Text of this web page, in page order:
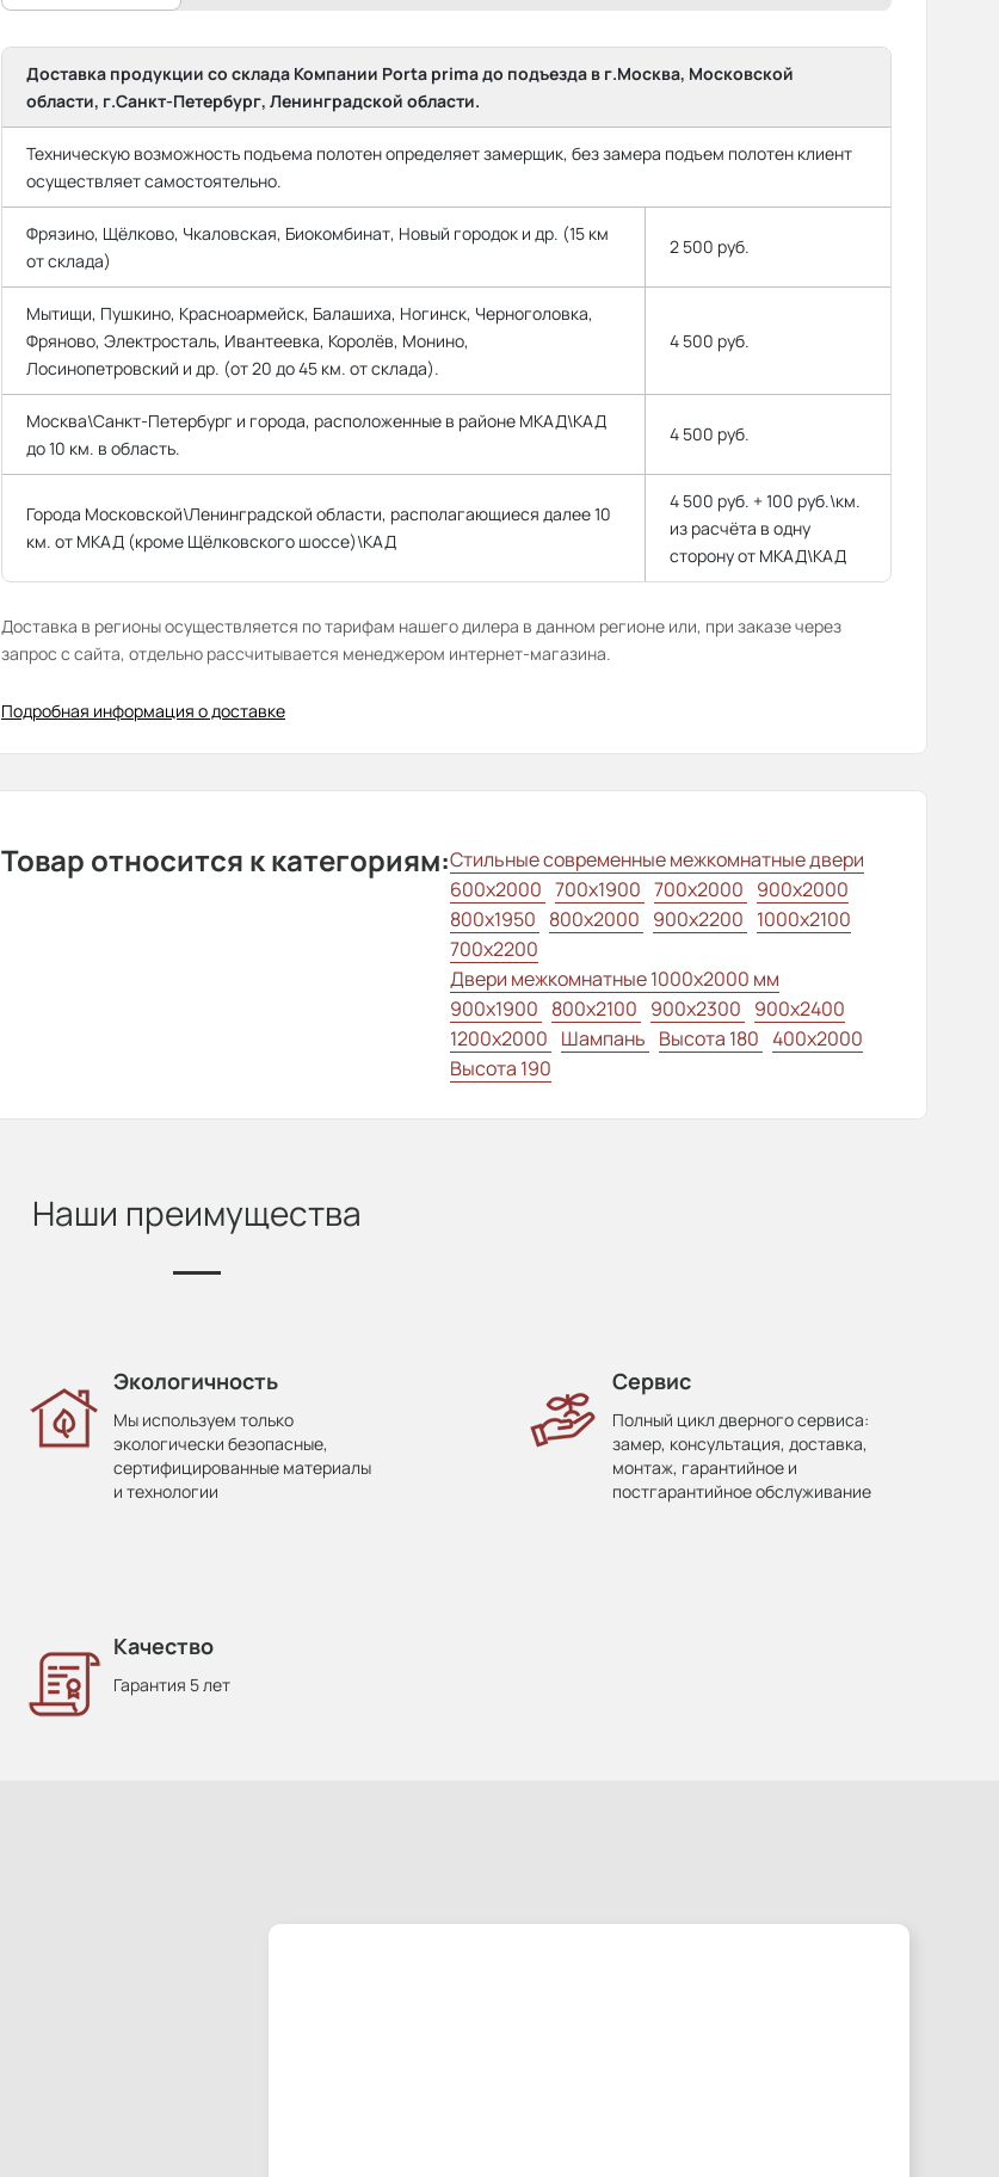
Доставка продукции со склада Компании Porta prima до подъезда в г.Москва, Московской
области, г.Санкт-Петербург, Ленинградской области.
Техническую возможность подъема полотен определяет замерщик, без замера подъем полотен клиент
осуществляет самостоятельно.
Фрязино, Щёлково, Чкаловская, Биокомбинат, Новый городок и др. (15 км
от склада)
2 500 руб.
Мытищи, Пушкино, Красноармейск, Балашиха, Ногинск, Черноголовка,
Фряново, Электросталь, Ивантеевка, Королёв, Монино,
Лосинопетровский и др. (от 20 до 45 км. от склада).
4 500 руб.
Москва\Санкт-Петербург и города, расположенные в районе МКАД\КАД
до 10 км. в область.
4 500 руб.
Города Московской\Ленинградской области, располагающиеся далее 10
км. от МКАД (кроме Щёлковского шоссе)\КАД
4 500 руб. + 100 руб.\км.
из расчёта в одну
сторону от МКАД\КАД
Доставка в регионы осуществляется по тарифам нашего дилера в данном регионе или, при заказе через
запрос с сайта, отдельно рассчитывается менеджером интернет-магазина.
Подробная информация о доставке
Товар относится к категориям:Стильные современные межкомнатные двери
600x2000 700x1900 700x2000 900x2000
800х1950 800x2000 900x2200 1000x2100
700x2200
Двери межкомнатные 1000х2000 мм
900x1900 800x2100 900x2300 900x2400
1200x2000 Шампань Высота 180 400x2000
Высота 190
Наши преимущества
Экологичность
Мы используем только
экологически безопасные,
сертифицированные материалы
и технологии
Сервис
Полный цикл дверного сервиса:
замер, консультация, доставка,
монтаж, гарантийное и
постгарантийное обслуживание
Качество
Гарантия 5 лет